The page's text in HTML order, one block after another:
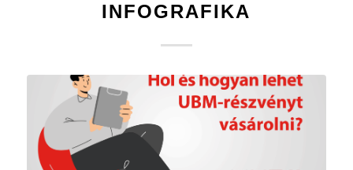
INFOGRAFIKA